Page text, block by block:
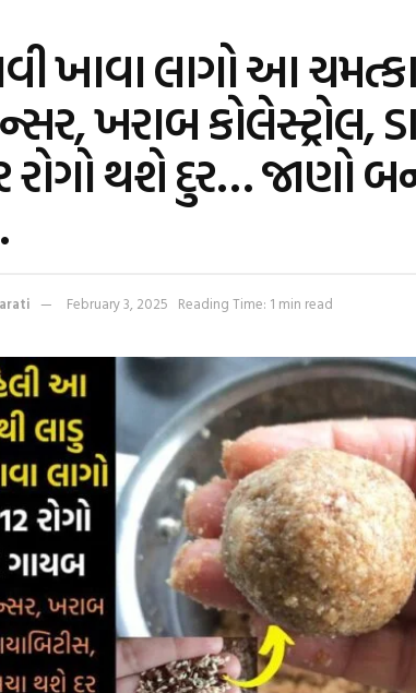
ખાવા લાગો આ
ખરાબ કોલેસ્ટ્રોલ,
રોગો થશે દુર… જાણો
February 3, 2025 Reading Time: 1 min read